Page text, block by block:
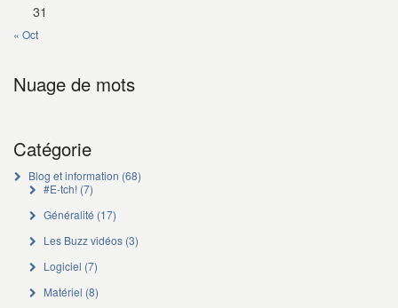
31
« Oct
Nuage de mots
Catégorie
Blog et information (68)
#E-tch!(7)
Généralité (17)
Les Buzz vidéos(3)
Logiciel (7)
Matériel (8)